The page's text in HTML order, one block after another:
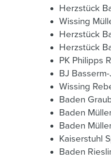
Herzstück
Wissing
Herzstück
Herzstück
PK Philipps
BJ
Wissing
Baden
Baden
Baden
Kaiserstuhl
Baden